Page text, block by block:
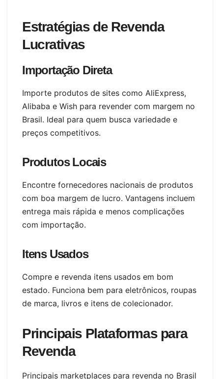
Estratégias de Revenda
Lucrativas
Importação Direta
Importe produtos de sites como AliExpress,
Alibaba e Wish para revender com margem no
Brasil. Ideal para quem busca variedade e
preços competitivos.
Produtos Locais
Encontre fornecedores nacionais de produtos
com boa margem de lucro. Vantagens incluem
entrega mais rápida e menos complicações
com importação.
Itens Usados
Compre e revenda itens usados em bom
estado. Funciona bem para eletrônicos, roupas
de marca, livros e itens de colecionador.
Principais Plataformas para
Revenda
Principais marketplaces para revenda no Brasil